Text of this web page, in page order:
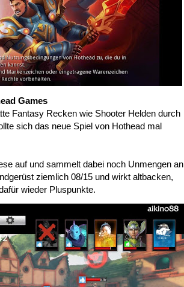
Games
Fantasy Recken wie Shooter Helden durch
sich das neue Spiel von Hothead mal
auf und sammelt dabei noch Unmengen an
ziemlich 08/15 und wirkt altbacken,
wieder Pluspunkte.